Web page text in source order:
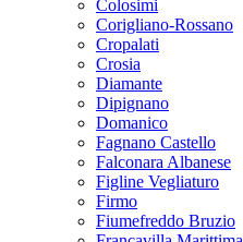
Colosimi
Corigliano-Rossano
Cropalati
Crosia
Diamante
Dipignano
Domanico
Fagnano Castello
Falconara Albanese
Figline Vegliaturo
Firmo
Fiumefreddo Bruzio